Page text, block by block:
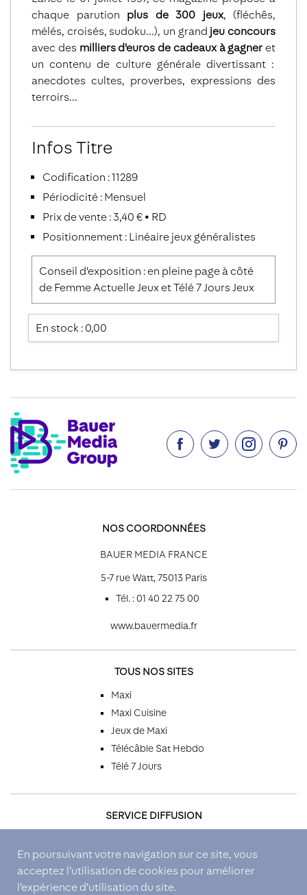
En poursuivant votre navigation sur ce site, vous
acceptez l’utilisation de cookies pour améliorer
l’expérience d’utilisation du site.
chaque parution plus de 300 jeux, (fléchês,
mélés, croisés, sudoku...), un grand jeu concours
avec des milliers d'euros de cadeaux à gagner et
un contenu de culture générale divertissant :
anecdotes cultes, proverbes, expressions des
terroirs...
Infos Titre
Codification : 11289
Périodicité : Mensuel
Prix de vente : 3,40 € • RD
Positionnement : Linéaire jeux généralistes
Conseil d'exposition : en pleine page à côté
de Femme Actuelle Jeux et Télé 7 Jours Jeux
En stock : 0,00
   
NOS COORDONNÉES
BAUER MEDIA FRANCE
5-7 rue Watt, 75013 Paris
Tél. : 01 40 22 75 00
www.bauermedia.fr
TOUS NOS SITES
Maxi
Maxi Cuisine
Jeux de Maxi
Télécâble Sat Hebdo
Télé 7 Jours
SERVICE DIFFUSION
Par email
Par courrier